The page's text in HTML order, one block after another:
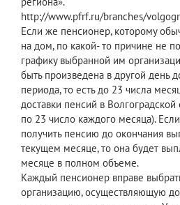
http://www.pfrf.ru/branches/
Если же пенсионер, которому
на дом, по какой- то причине не
графику выбранной им
быть произведена в другой день
периода, то есть до 23 числа
доставки пенсий в Волгоградской
по 23 число каждого месяца).
получить пенсию до окончания
текущем месяце, то она будет
месяце в полном объеме.
Каждый пенсионер вправе
организацию, осуществляющую